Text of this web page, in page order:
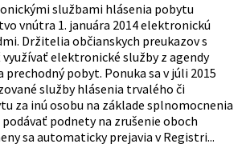
službami hlásenia pobytu
vnútra 1. januára 2014 elektronickú
Držitelia občianskych preukazov s
elektronické služby z agendy
prechodný pobyt. Ponuka sa v júli 2015
služby hlásenia trvalého či
za inú osobu na základe splnomocnenia
podnety na zrušenie oboch
sa automaticky prejavia v Registri...